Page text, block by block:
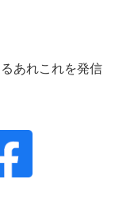
あれこれを発信